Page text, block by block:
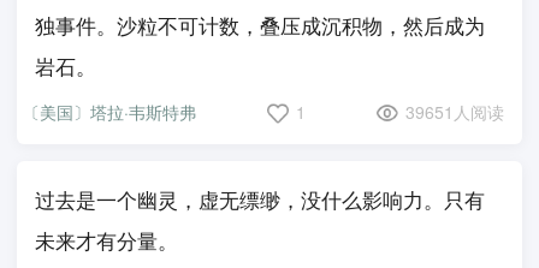
独事件。沙粒不可计数，叠压成沉积物，然后成为
岩石。
〔美国〕塔拉·韦斯特弗 1 39651人阅读
过去是一个幽灵，虚无缥缈，没什么影响力。只有
未来才有分量。